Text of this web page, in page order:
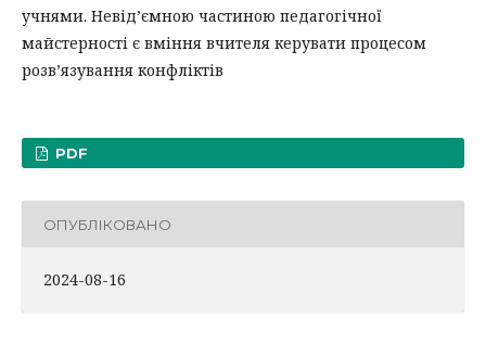
учнями. Невід’ємною частиною педагогіч­ної
майстерності є вміння вчителя керувати про­цесом
розв’язування конфліктів
PDF
ОПУБЛІКОВАНО
2024-08-16